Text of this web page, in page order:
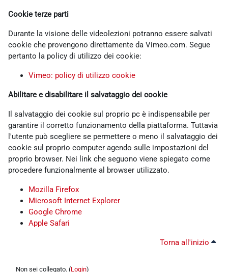
Cookie terze parti
Durante la visione delle videolezioni potranno essere salvati
cookie che provengono direttamente da Vimeo.com. Segue
pertanto la policy di utilizzo dei cookie:
Vimeo: policy di utilizzo cookie
Abilitare e disabilitare il salvataggio dei cookie
Il salvataggio dei cookie sul proprio pc è indispensabile per
garantire il corretto funzionamento della piattaforma. Tuttavia
l'utente può scegliere se permettere o meno il salvataggio dei
cookie sul proprio computer agendo sulle impostazioni del
proprio browser. Nei link che seguono viene spiegato come
procedere funzionalmente al browser utilizzato.
Mozilla Firefox
Microsoft Internet Explorer
Google Chrome
Apple Safari
Torna all'inizio
Non sei collegato. (Login)